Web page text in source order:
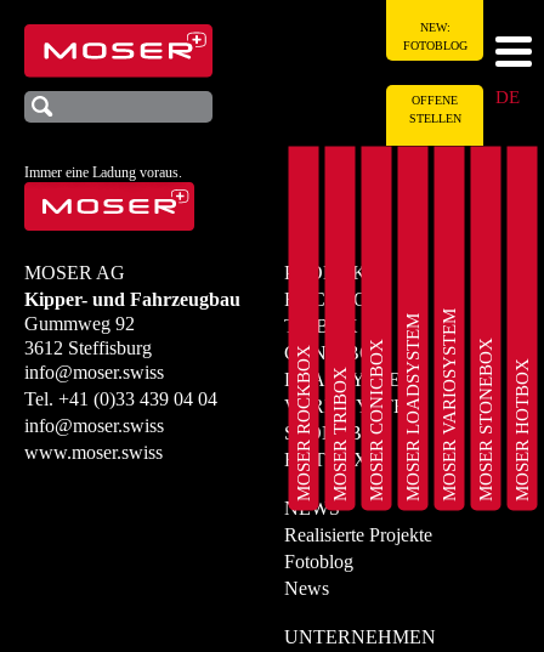
Immer eine Ladung voraus.
DE
NEW:
FOTOBLOG
OFFENE
STELLEN
MOSER ROCKBOXMOSER TRIBOXMOSER CONICBOXMOSER LOADSYSTEMMOSER VARIOSYSTEMMOSER STONEBOXMOSER HOTBOX
MOSER AG
Kipper- und Fahrzeugbau
Gummweg 92
3612 Steffisburg
info@moser.swiss
Tel. +41 (0)33 439 04 04
info@moser.swiss
www.moser.swiss
PRODUKTE
ROCKBOX
TRIBOX
CONICBOX
LOADSYSTEM
VARIOSYSTEM
STONEBOX
HOTBOX
NEWS
Realisierte Projekte
Fotoblog
News
UNTERNEHMEN